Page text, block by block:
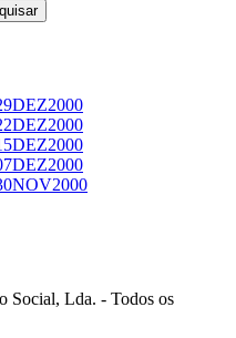
Social, Lda. - Todos os